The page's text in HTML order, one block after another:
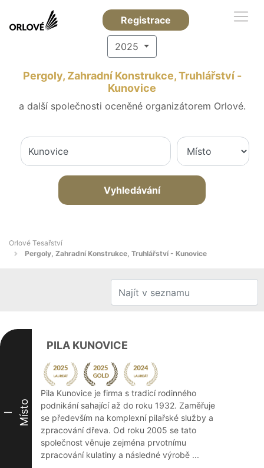
Registrace
2025
Pergoly, Zahradní Konstrukce, Truhlářství -
Kunovice
a další společnosti oceněné organizátorem Orlové.
Vyhledávání
Orlové Tesařství
Pergoly, Zahradní Konstrukce, Truhlářství - Kunovice
I Místo
PILA KUNOVICE
Pila Kunovice je firma s tradicí rodinného
podnikání sahající až do roku 1932. Zaměřuje
se především na komplexní pilařské služby a
zpracování dřeva. Od roku 2005 se tato
společnost věnuje zejména prvotnímu
zpracování kulatiny a následné výrobě ...